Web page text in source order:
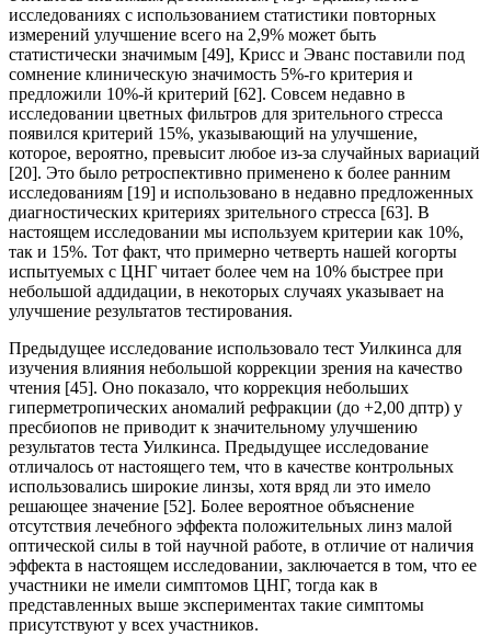
исследованиях с использованием статистики повторных
измерений улучшение всего на 2,9% может быть
статистически значимым [49], Крисс и Эванс поставили под
сомнение клиническую значимость 5%-го критерия и
предложили 10%-й критерий [62]. Совсем недавно в
исследовании цветных фильтров для зрительного стресса
появился критерий 15%, указывающий на улучшение,
которое, вероятно, превысит любое из-за случайных вариаций
[20]. Это было ретроспективно применено к более ранним
исследованиям [19] и использовано в недавно предложенных
диагностических критериях зрительного стресса [63]. В
настоящем исследовании мы используем критерии как 10%,
так и 15%. Тот факт, что примерно четверть нашей когорты
испытуемых с ЦНГ читает более чем на 10% быстрее при
небольшой аддидации, в некоторых случаях указывает на
улучшение результатов тестирования.
Предыдущее исследование использовало тест Уилкинса для
изучения влияния небольшой коррекции зрения на качество
чтения [45]. Оно показало, что коррекция небольших
гиперметропических аномалий ре­фракции (до +2,00 дптр) у
пресбиопов не приводит к значительному улучшению
результатов теста Уилкинса. Предыдущее исследование
отличалось от настоящего тем, что в качестве контрольных
использовались широкие линзы, хотя вряд ли это имело
решающее значение [52]. Более вероятное объяснение
отсутствия лечебного эффекта положительных линз малой
оптической силы в той научной работе, в отличие от наличия
эффекта в настоящем исследовании, заключается в том, что ее
участники не имели симптомов ЦНГ, тогда как в
представленных выше экспериментах такие симптомы
присутствуют у всех участников.